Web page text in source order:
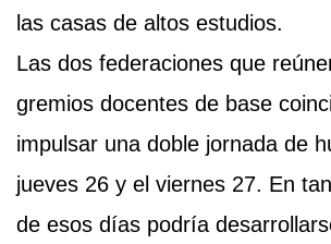
las casas de altos estudios.
Las dos federaciones que
gremios docentes de base
impulsar una doble jornada de
jueves 26 y el viernes 27. En
de esos días podría